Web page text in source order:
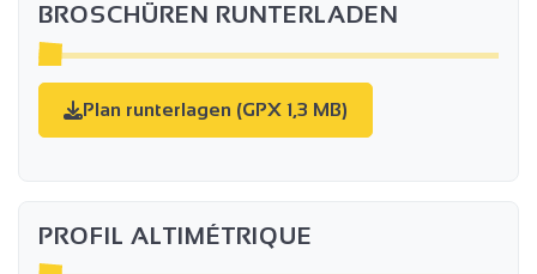
BROSCHÜREN RUNTERLADEN
Plan runterlagen (GPX 1,3 MB)
PROFIL ALTIMÉTRIQUE